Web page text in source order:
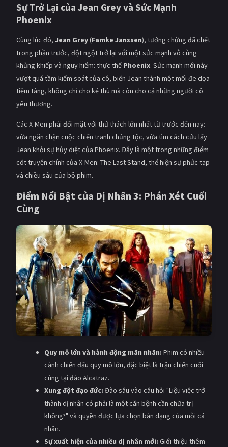
Sự Trở Lại của Jean Grey và Sức Mạnh
Phoenix
Cùng lúc đó, Jean Grey(Famke Janssen), tưởng chừng đã chết
trong phần trước, đột ngột trở lại với một sức mạnh vô cùng
khủng khiếp và nguy hiểm: thực thể Phoenix. Sức mạnh mới này
vượt quá tầm kiểm soát của cô, biến Jean thành một mối đe dọa
tiềm tàng, không chỉ cho kẻ thù mà còn cho cả những người cô
yêu thương.
Các X-Men phải đối mặt với thử thách lớn nhất từ trước đến nay:
vừa ngăn chặn cuộc chiến tranh chủng tộc, vừa tìm cách cứu lấy
Jean khỏi sự hủy diệt của Phoenix. Đây là một trong những điểm
cốt truyện chính của X-Men: The Last Stand, thể hiện sự phức tạp
và chiều sâu của bộ phim.
Điểm Nổi Bật của Dị Nhân 3: Phán Xét Cuối
Cùng
Quy mô lớn và hành động mãn nhãn: Phim có nhiều
cảnh chiến đấu quy mô lớn, đặc biệt là trận chiến cuối
cùng tại đảo Alcatraz.
Xung đột đạo đức: Đào sâu vào câu hỏi "Liệu việc trở
thành dị nhân có phải là một căn bệnh cần chữa trị
không?" và quyền được lựa chọn bản dạng của mỗi cá
nhân.
Sự xuất hiện của nhiều dị nhân mới: Giới thiệu thêm